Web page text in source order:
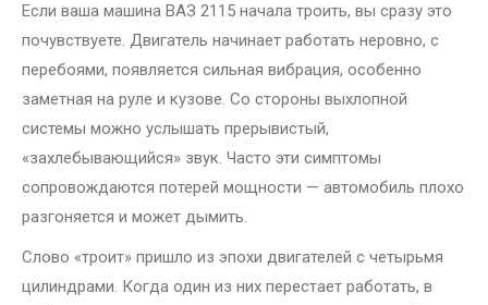
Если ваша машина ВАЗ 2115 начала троить, вы сразу это
почувствуете. Двигатель начинает работать неровно, с
перебоями, появляется сильная вибрация, особенно
заметная на руле и кузове. Со стороны выхлопной
системы можно услышать прерывистый,
«захлебывающийся» звук. Часто эти симптомы
сопровождаются потерей мощности — автомобиль плохо
разгоняется и может дымить.
Слово «троит» пришло из эпохи двигателей с четырьмя
цилиндрами. Когда один из них перестает работать, в